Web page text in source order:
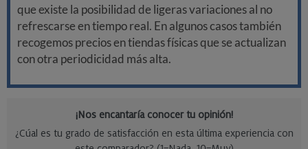
que existe la posibilidad de ligeras variaciones al no
refrescarse en tiempo real. En algunos casos también
recogemos precios en tiendas físicas que se actualizan
con otra periodicidad más alta.